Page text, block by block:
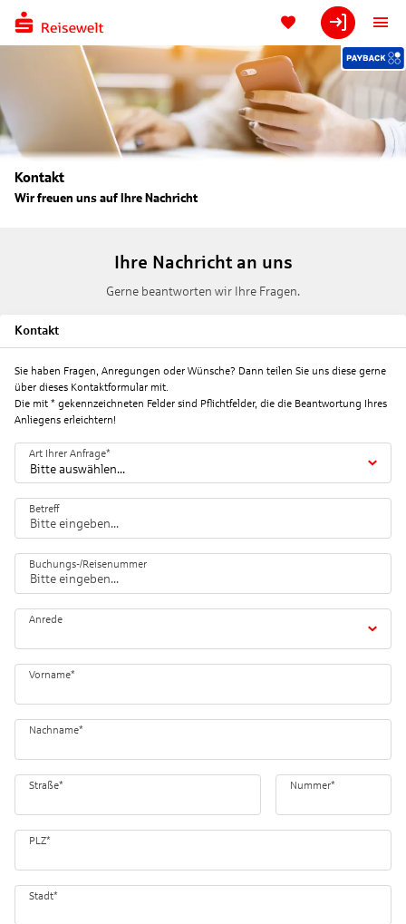
Kontakt
Wir freuen uns auf Ihre Nachricht
Ihre Nachricht an uns
Gerne beantworten wir Ihre Fragen.
Kontakt
Sie haben Fragen, Anregungen oder Wünsche? Dann teilen Sie uns diese gerne
über dieses Kontaktformular mit.
Die mit * gekennzeichneten Felder sind Pflichtfelder, die die Beantwortung Ihres
Anliegens erleichtern!
Bitte auswählen...
Art Ihrer Anfrage*
Betreff
Buchungs-/Reisenummer
Anrede
Vorname*
Nachname*
Straße* Nummer*
PLZ*
Stadt*